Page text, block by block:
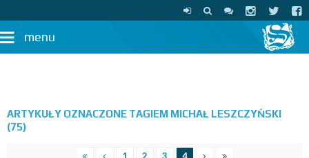
menu
ARTYKUŁY OZNACZONE TAGIEM MICHAŁ LESZCZYŃSKI
(75)